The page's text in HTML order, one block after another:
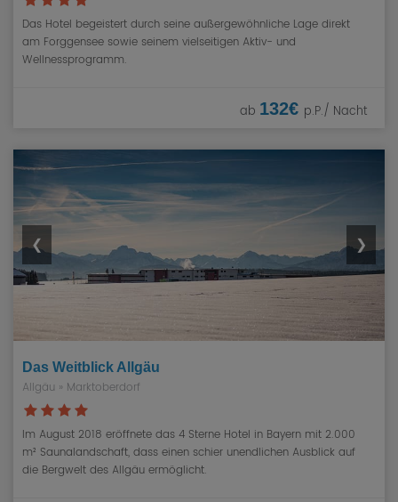
Das Hotel begeistert durch seine außergewöhnliche Lage direkt
am Forggensee sowie seinem vielseitigen Aktiv- und
Wellnessprogramm.
ab 132€ p.P./ Nacht
❮ ❯
Das Weitblick Allgäu
Allgäu » Marktoberdorf
Im August 2018 eröffnete das 4 Sterne Hotel in Bayern mit 2.000
m² Saunalandschaft, dass einen schier unendlichen Ausblick auf
die Bergwelt des Allgäu ermöglicht.